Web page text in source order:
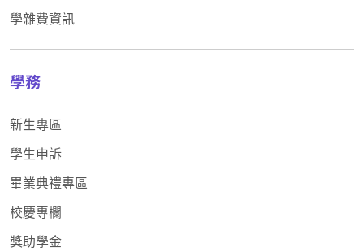
學雜費資訊
學務
新生專區
學生申訴
畢業典禮專區
校慶專欄
獎助學金